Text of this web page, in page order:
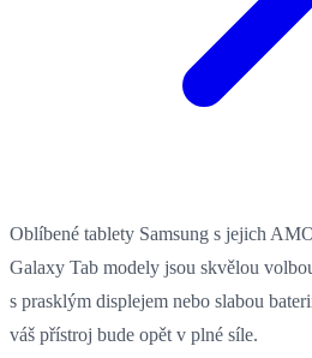
Oblíbené tablety Samsung s jejich
Galaxy Tab modely jsou skvělou
s prasklým displejem nebo slabou
váš přístroj bude opět v plné síle.